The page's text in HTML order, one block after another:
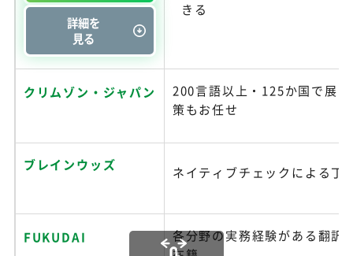
詳細を
見る
きる
クリムゾン・ジャパン
200言語以上・125か国で展
策もお任せ
ブレインウッズ ネイティブチェックによる丁
FUKUDAI
各分野の実務経験がある翻訳